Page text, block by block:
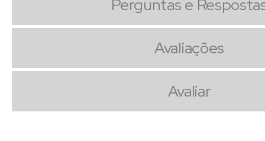
Perguntas e
Avaliações
Avaliar